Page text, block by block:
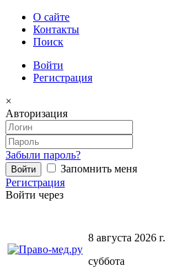
О сайте
Контакты
Поиск
Войти
Регистрация
×
Авторизация
Забыли пароль?
Запомнить меня
Регистрация
Войти через
8 августа 2026 г.
суббота